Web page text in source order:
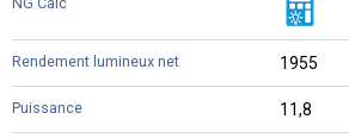
1955
11,8